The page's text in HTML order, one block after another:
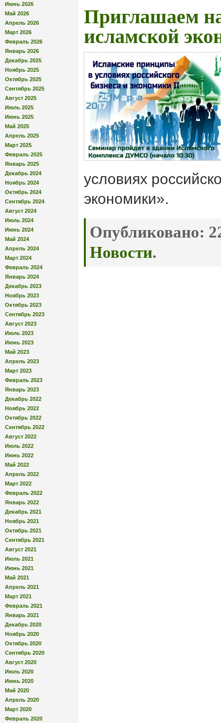
Июнь 2026
Май 2026
Апрель 2026
Март 2026
Февраль 2026
Январь 2026
Декабрь 2025
Ноябрь 2025
Октябрь 2025
Сентябрь 2025
Август 2025
Июль 2025
Июнь 2025
Май 2025
Апрель 2025
Март 2025
Февраль 2025
Январь 2025
Декабрь 2024
Ноябрь 2024
Октябрь 2024
Сентябрь 2024
Август 2024
Июль 2024
Июнь 2024
Май 2024
Апрель 2024
Март 2024
Февраль 2024
Январь 2024
Декабрь 2023
Ноябрь 2023
Октябрь 2023
Сентябрь 2023
Август 2023
Июль 2023
Июнь 2023
Май 2023
Апрель 2023
Март 2023
Февраль 2023
Январь 2023
Декабрь 2022
Ноябрь 2022
Октябрь 2022
Сентябрь 2022
Август 2022
Июль 2022
Июнь 2022
Май 2022
Апрель 2022
Март 2022
Февраль 2022
Январь 2022
Декабрь 2021
Ноябрь 2021
Октябрь 2021
Сентябрь 2021
Август 2021
Июль 2021
Июнь 2021
Май 2021
Апрель 2021
Март 2021
Февраль 2021
Январь 2021
Декабрь 2020
Ноябрь 2020
Октябрь 2020
Сентябрь 2020
Август 2020
Июль 2020
Июнь 2020
Май 2020
Апрель 2020
Март 2020
Февраль 2020
Приглашаем
исламской
условиях
экономики».
Опубликовано:
Новости.